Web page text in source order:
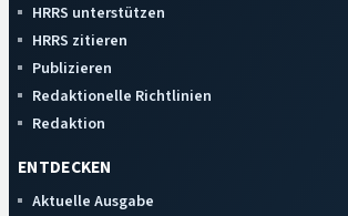
HRRS unterstützen
HRRS zitieren
Publizieren
Redaktionelle Richtlinien
Redaktion
ENTDECKEN
Aktuelle Ausgabe